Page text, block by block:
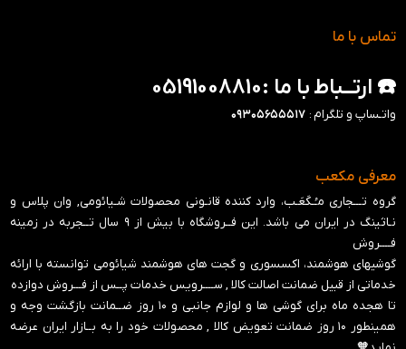
تماس با ما
☎️ ارتــباط با ما :05191008810
واتـساپ و تلگرام : ۰۹۳۰۵۶۵۵۵۱۷
معرفی مکعب
گروه تـــجاری مـُـکَعَـب، وارد کننده قانـونی محصولات شـیائومی, وان پلاس و
نـاثینگ در ایران می باشد. این فــروشگاه با بیش از ۹ سال تــجربه در زمینه
فــــروش
گوشیهای هوشمند، اکسسوری و گجت های هوشمند شیائومی توانسته با ارائه
خدماتی از قبیل ضمانت اصالت کالا , ســــرویس خدمات پــس از فـــروش دوازده
تا هجده ماه برای گوشی ها و لوازم جانبی و ‍۱۰ روز ضــمانت بازگشت وجه و
همینطور ۱۰ روز ضمانت تعویض کالا , محصولات خود را به بــازار ایران عرضه